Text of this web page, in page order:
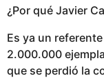
¿Por qué Javier
Es ya un
2.000.000
que se perdió la